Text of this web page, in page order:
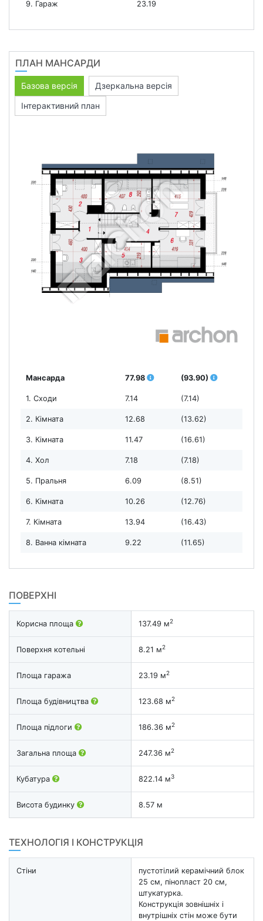
9. Гараж 23.19
ПЛАН МАНСАРДИ
Базова версія
Дзеркальна версія
Інтерактивний план
Мансарда 77.98 (93.90)
1. Сходи 7.14 (7.14)
2. Кімната 12.68 (13.62)
3. Кімната 11.47 (16.61)
4. Хол 7.18 (7.18)
5. Пральня 6.09 (8.51)
6. Кімната 10.26 (12.76)
7. Кімната 13.94 (16.43)
8. Ванна кімната 9.22 (11.65)
ПОВЕРХНІ
Корисна площа 137.49 м2
Поверхня котельні 8.21 м2
Площа гаража 23.19 м2
Площа будівництва 123.68 м2
Площа підлоги 186.36 м2
Загальна площа 247.36 м2
Кубатура 822.14 м3
Висота будинку 8.57 м
ТЕХНОЛОГІЯ І КОНСТРУКЦІЯ
Стіни
пустотілий керамічний блок
25 см, пінопласт 20 см,
штукатурка.
Конструкція зовнішніх і
внутрішніх стін може бути